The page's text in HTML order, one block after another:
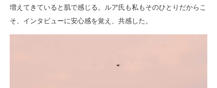
増えてきていると肌で感じる。ルア氏も私もそのひとりだからこ
そ、インタビューに安心感を覚え、共感した。